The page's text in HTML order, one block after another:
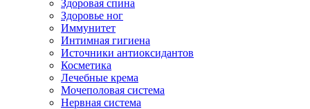
Здоровая спина
Здоровье ног
Иммунитет
Интимная гигиена
Источники антиоксидантов
Косметика
Лечебные крема
Мочеполовая система
Нервная система